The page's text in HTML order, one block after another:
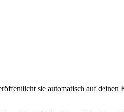
sie automatisch auf deinen